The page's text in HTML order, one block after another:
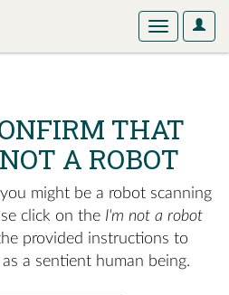
User
Toggle
THAT
A ROBOT
might be a robot scanning
click on the I'm not a robot
provided instructions to
a sentient human being.